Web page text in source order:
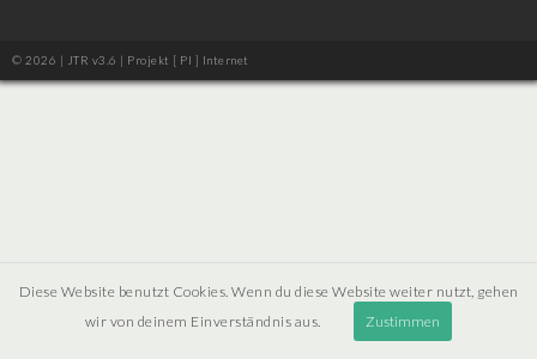
© 2026 | JTR v3.6 | Projekt [ PI ] Internet
Diese Website benutzt Cookies. Wenn du diese Website weiter nutzt, gehen
wir von deinem Einverständnis aus.
Zustimmen